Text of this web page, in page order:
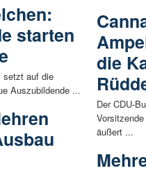
starten
setzt auf die
Auszubildende ...
die
Der CDU-
äußert ...